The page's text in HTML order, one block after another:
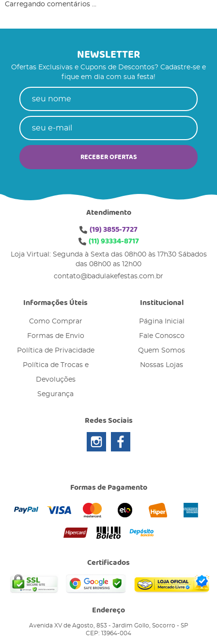
Carregando comentários ...
NEWSLETTER
Ofertas Exclusivas e Cupons de Descontos? Cadastre-se e
fique em dia com sua festa!
RECEBER OFERTAS
Atendimento
(19)3855-7727
(11)93334-8717
Loja Virtual: Segunda à Sexta das 08h00 às 17h30 Sábados
das 08h00 as 12h00
contato@badulakefestas.com.br
Informações Úteis
Como Comprar
Formas de Envio
Política de Privacidade
Política de Trocas e
Devoluções
Segurança
Institucional
Página Inicial
Fale Conosco
Quem Somos
Nossas Lojas
Redes Sociais
Formas de Pagamento
Certificados
Endereço
Avenida XV de Agosto, 853- Jardim Gollo, Socorro - SP
CEP: 13964-004